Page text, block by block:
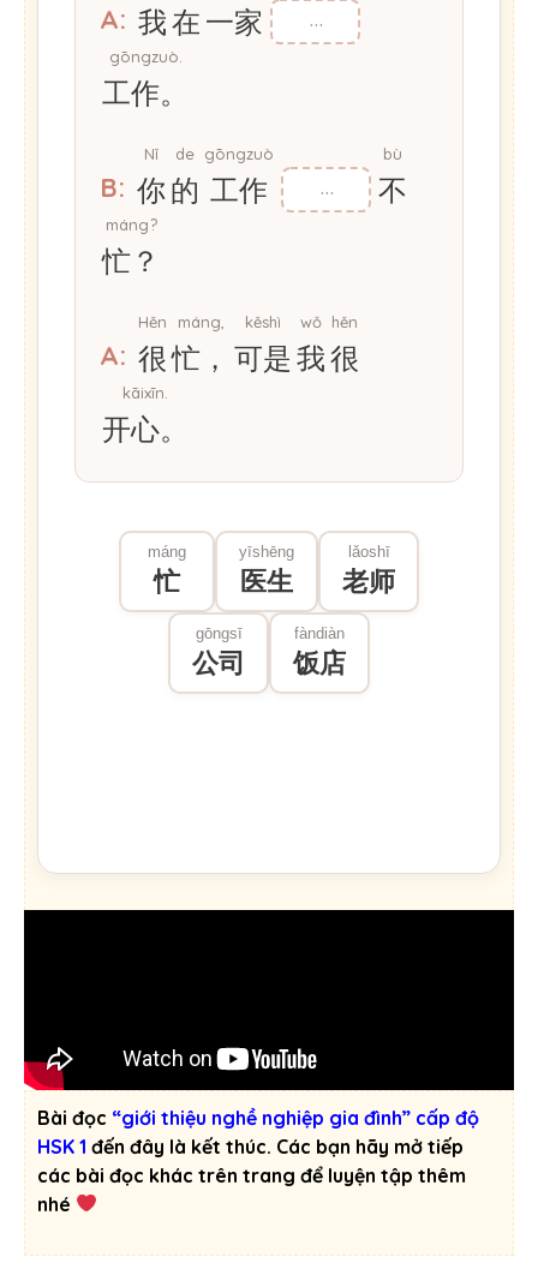
A: 我在 一家
gōngzuò.
工作。
B:
Nǐ
你
de
的
gōngzuò
工作
bù
不
máng?
忙？
A:
Hěn
很
máng,
忙，
kěshì
可是
wǒ
我
hěn
很
kāixīn.
开心。
máng
忙
yīshēng
医生
lǎoshī
老师
gōngsī
公司
fàndiàn
饭店
Bài đọc “giới thiệu nghề nghiệp gia đình” cấp độ
HSK 1 đến đây là kết thúc. Các bạn hãy mở tiếp
các bài đọc khác trên trang để luyện tập thêm
nhé